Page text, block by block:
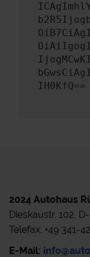
IH0KfQ==
2024 Autohaus
Dieskaustr. 102,
Telefax: +49 341-
E-Mail: